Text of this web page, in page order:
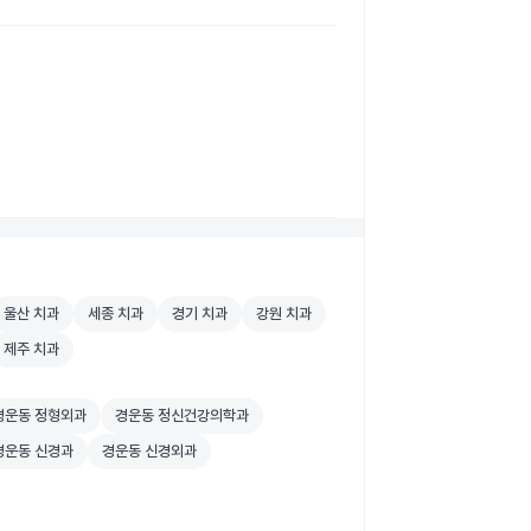
검색
울산 치과 병원 검색
울산 치과 세종 치과 병원 검색
세종 치과 경기 치과 병원 검색
경기 치과 강원 치과 병원 검색
강원 치과
검색
제주 치과 병원 검색
제주 치과
검색
동 정형외과 병원 검색
운동 정형외과 경운동 정신건강의학과 병원 검색
경운동 정신건강의학과
검색
동 신경과 병원 검색
운동 신경과 경운동 신경외과 병원 검색
경운동 신경외과